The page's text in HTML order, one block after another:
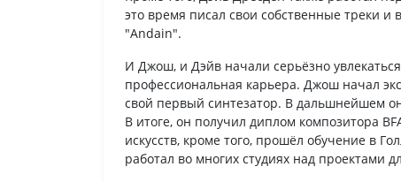
это время писал свои собственные треки и
"Andain".
И Джош, и Дэйв начали серьёзно
профессиональная карьера. Джош начал
свой первый синтезатор. В дальшнейшем
В итоге, он получил диплом композитора
искусств, кроме того, прошёл обучение в
работал во многих студиях над проектами